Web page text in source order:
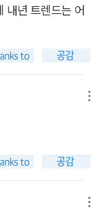
실패에 대한 부담
수 있다. 개인
한다. 변화의 시
미의 ‘Ditto’가
취향을 오롯이
을 건너뛰어 최적
에서 FOBO, 즉
감소하고 광역
내년 트렌드는 어